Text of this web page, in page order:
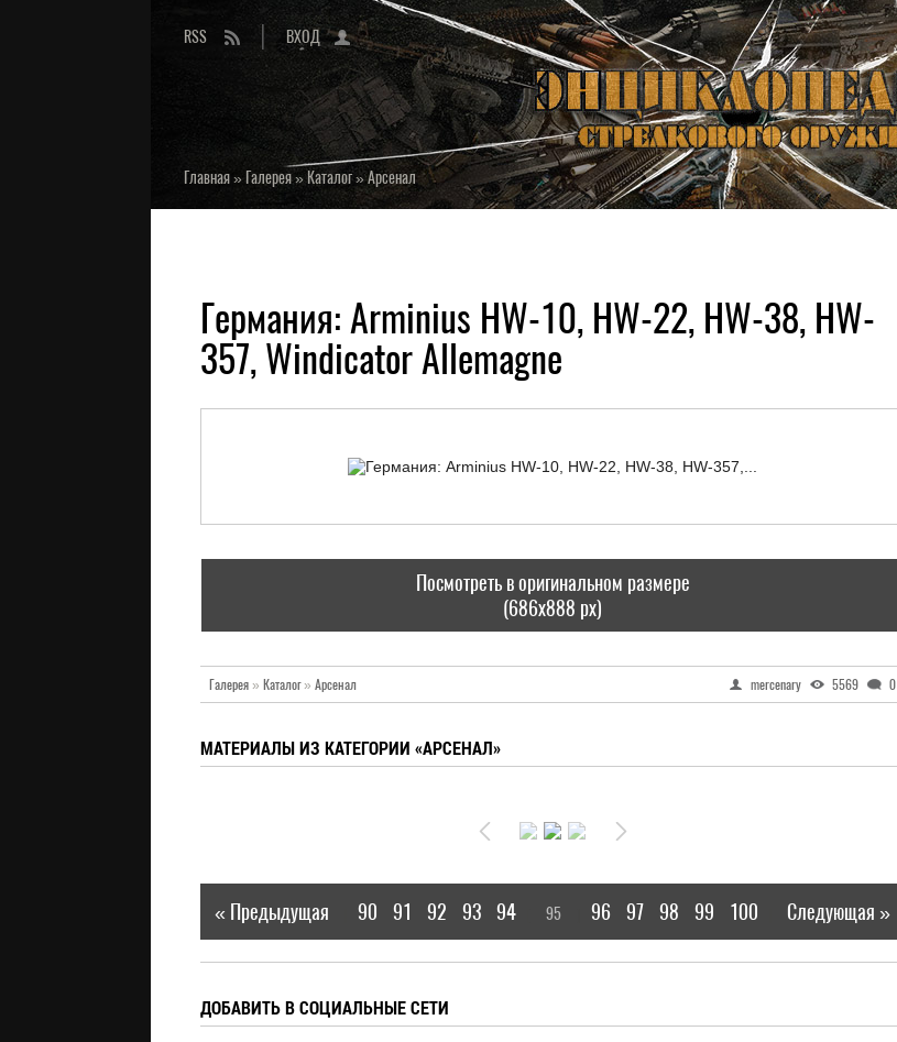
RSS ВХОД
Главная» Галерея»Каталог»Арсенал
Германия: Arminius HW-10, HW-22, HW-38, HW-
357, Windicator Allemagne
Посмотреть в оригинальном размере
(686x888 px)
Галерея» Каталог» Арсенал mercenary 5569 0
МАТЕРИАЛЫ ИЗ КАТЕГОРИИ «АРСЕНАЛ»
« Предыдущая 90 91 92 93 94 95 96 97 98 99 100 Следующая »
ДОБАВИТЬ В СОЦИАЛЬНЫЕ СЕТИ